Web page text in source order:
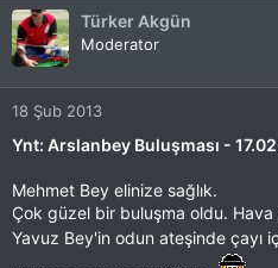
Türker Akgün
Moderator
18 Şub 2013
Ynt: Arslanbey Buluşması -
Mehmet Bey elinize sağlık.
Çok güzel bir buluşma oldu.
Yavuz Bey'in odun ateşinde çayı